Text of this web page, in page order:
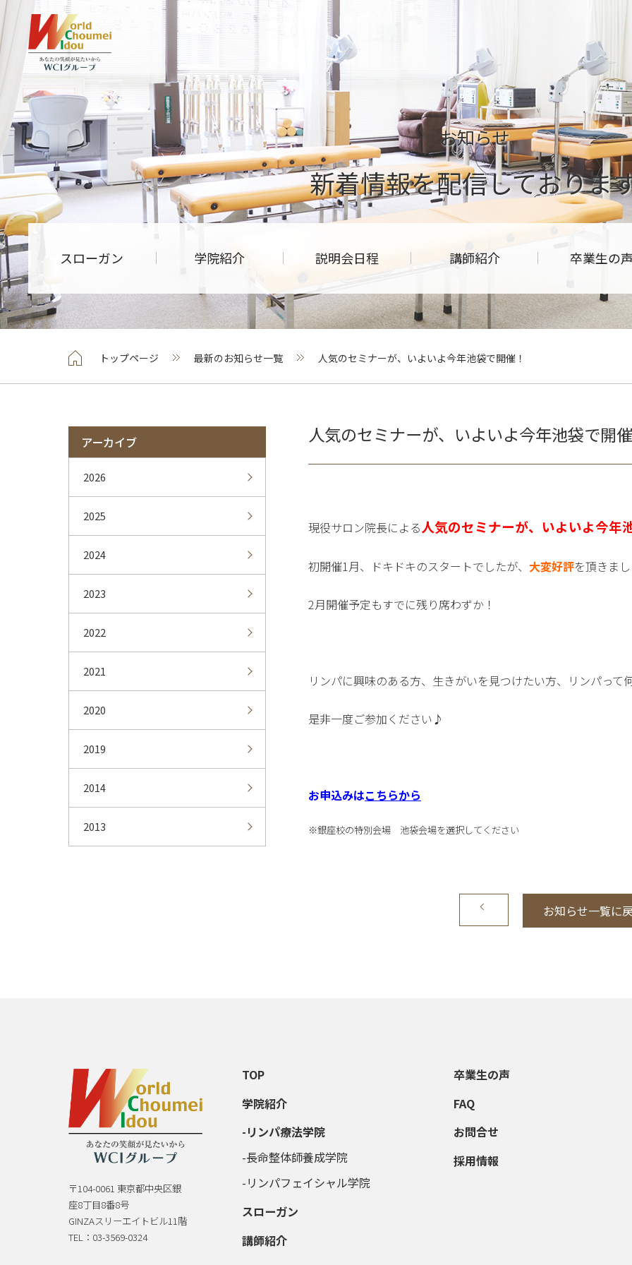
お知らせ
新着情報を配信しておりま
スローガン 学院紹介 説明会日程 講師紹介 卒業生の声
トップページ 最新のお知らせ一覧 人気のセミナーが、いよいよ今年池袋で開催！
アーカイブ
2026
2025
2024
2023
2022
2021
2020
2019
2014
2013
人気のセミナーが、いよいよ今年池袋で開催
現役サロン院長による人気のセミナーが、いよいよ今年
初開催1月、ドキドキのスタートでしたが、 大変好評を頂きまし
2月開催予定もすでに残り席わずか！
リンパに興味のある方、生きがいを見つけたい方、リンパって
是非一度ご参加ください♪
お申込みはこちらから
※銀座校の特別会場 池袋会場を選択してください
お知らせ一覧に
〒104-0061 東京都中央区銀
座8丁目8番8号
GINZAスリーエイトビル11階
TEL：03-3569-0324
TOP
学院紹介
リンパ療法学院
長命整体師養成学院
リンパフェイシャル学院
スローガン
講師紹介
卒業生の声
FAQ
お問合せ
採用情報